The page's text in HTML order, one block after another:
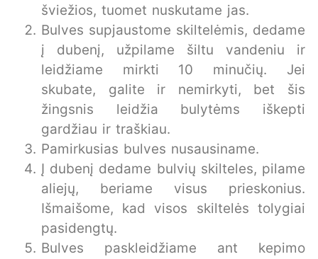
šviežios, tuomet nuskutame jas.
Bulves supjaustome skiltelėmis, dedame
į dubenį, užpilame šiltu vandeniu ir
leidžiame mirkti 10 minučių. Jei
skubate, galite ir nemirkyti, bet šis
žingsnis leidžia bulytėms iškepti
gardžiau ir traškiau.
Pamirkusias bulves nusausiname.
Į dubenį dedame bulvių skilteles, pilame
aliejų, beriame visus prieskonius.
Išmaišome, kad visos skiltelės tolygiai
pasidengtų.
Bulves paskleidžiame ant kepimo